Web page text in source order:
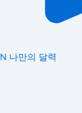
N 나만의 달력